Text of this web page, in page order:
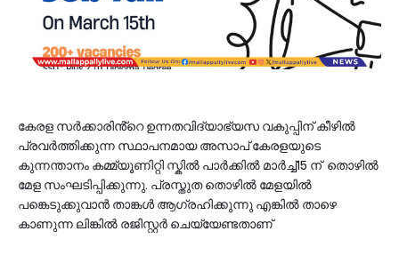
കേരള സർക്കാരിൻ്റെ ഉന്നതവിദ്യാഭ്യസ വകുപ്പിന് കീഴിൽ
പ്രവർത്തിക്കുന്ന സ്ഥാപനമായ അസാപ് കേരളയുടെ
കുന്നന്താനം കമ്മ്യൂണിറ്റി സ്കിൽ പാർക്കിൽ മാർച്ച്15 ന് തൊഴിൽ
മേള സംഘടിപ്പിക്കുന്നു. പ്രസ്തുത തൊഴിൽ മേളയിൽ
പങ്കെടുക്കുവാൻ താങ്കൾ ആഗ്രഹിക്കുന്നു എങ്കിൽ താഴെ
കാണുന്ന ലിങ്കിൽ രജിസ്റ്റർ ചെയ്യേണ്ടതാണ്